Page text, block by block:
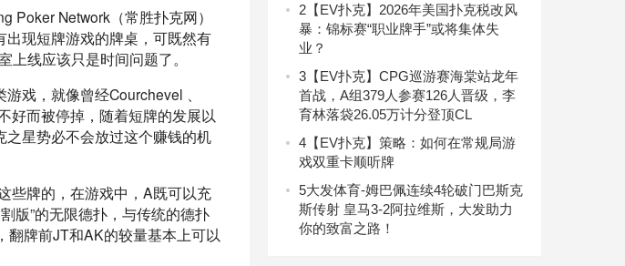
Poker Network（常胜扑克网）
现短牌游戏的牌桌，可既然有
线应该只是时间问题了。
戏，就像曾经Courchevel 、
好而被停掉，随着短牌的发展以
星势必不会放过这个赚钱的机
些牌的，在游戏中，A既可以充
版”的无限德扑，与传统的德扑
牌前JT和AK的较量基本上可以
2 【EV扑克】2026年美国扑克税改风
暴：锦标赛“职业牌手”或将集体失
业？
3 【EV扑克】CPG巡游赛海棠站龙年
首战，A组379人参赛126人晋级，李
育林落袋26.05万计分登顶CL
4 【EV扑克】策略：如何在常规局游
戏双重卡顺听牌
5大发体育-姆巴佩连续4轮破门巴斯克
斯传射 皇马3-2阿拉维斯，大发助力
你的致富之路！